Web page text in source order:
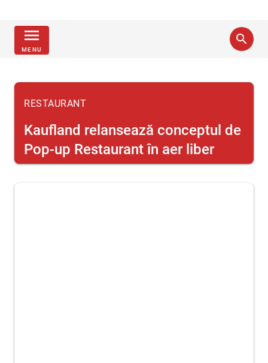
menu
MENU
search
RESTAURANT
Kaufland relansează conceptul de
Pop-up Restaurant în aer liber